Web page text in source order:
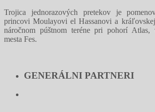
Trojica jednorazových pretekov je
princovi Moulayovi el Hassanovi a
náročnom púštnom teréne pri pohorí
mesta Fes.
GENERÁLNI PARTNERI